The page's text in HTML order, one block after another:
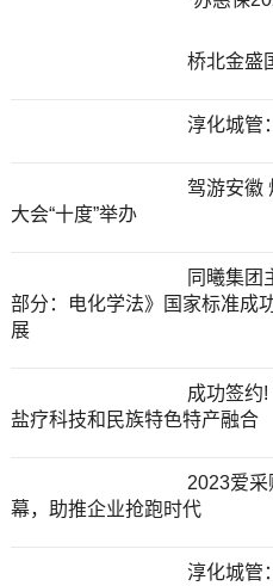
桥北金盛
淳化城管
驾游安徽
大会“十度”举办
同曦集团
部分：电化学法》国家标准成
展
成功签约!
盐疗科技和民族特色特产融合
2023爱
幕，助推企业抢跑时代
淳化城管